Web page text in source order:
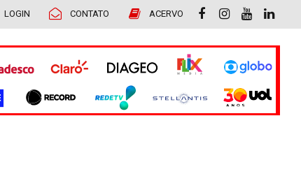
LOGIN CONTATO ACERVO